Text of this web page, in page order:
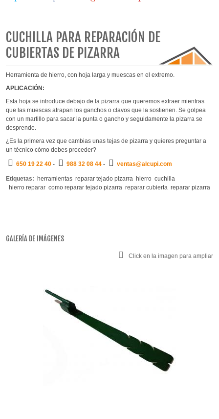
CUCHILLA PARA REPARACIÓN DE
CUBIERTAS DE PIZARRA
Herramienta de hierro, con hoja larga y muescas en el extremo.
APLICACIÓN:
Esta hoja se introduce debajo de la pizarra que queremos extraer mientras
que las muescas atrapan los ganchos o clavos que la sostienen. Se golpea
con un martillo para sacar la punta o gancho y seguidamente la pizarra se
desprende.
¿Es la primera vez que cambias unas tejas de pizarra y quieres preguntar a
un técnico cómo debes proceder?
650 19 22 40 - 988 32 08 44 - ventas@alcupi.com
Etiquetas: herramientas reparar tejado pizarra hierro cuchilla
hierro reparar como reparar tejado pizarra reparar cubierta reparar pizarra
GALERÍA DE IMÁGENES
Click en la imagen para ampliar